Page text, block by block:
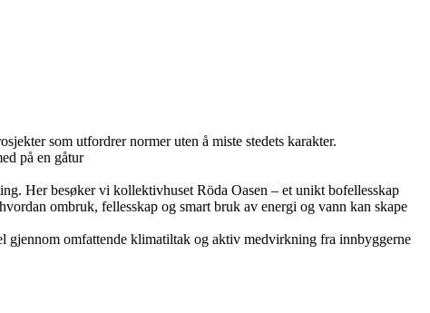
som utfordrer normer uten å miste stedets karakter.
på en gåtur
Her besøker vi kollektivhuset Röda Oasen – et unikt bofellesskap
ombruk, fellesskap og smart bruk av energi og vann kan skape
omfattende klimatiltak og aktiv medvirkning fra innbyggerne